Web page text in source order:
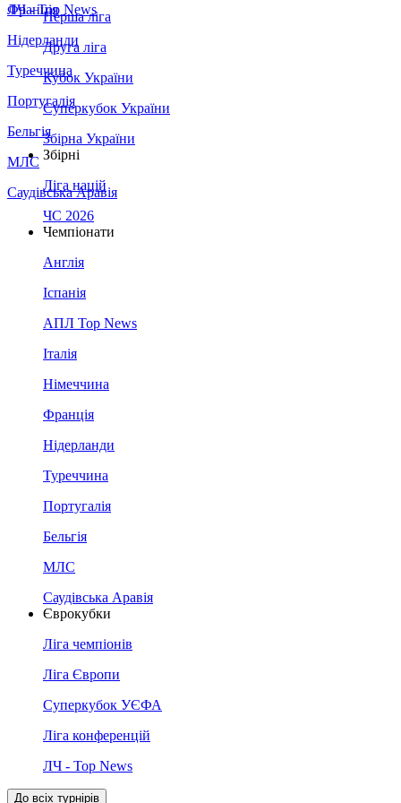
Франція
Нідерланди
Туреччина
Португалія
Бельгія
МЛС
Саудівська Аравія
ЛЧ - Top News
Перша ліга
Друга ліга
Кубок України
Суперкубок України
Збірна України
Збірні
Ліга націй
ЧС 2026
Чемпіонати
Англія
Іспанія
АПЛ Top News
Італія
Німеччина
Франція
Нідерланди
Туреччина
Португалія
Бельгія
МЛС
Саудівська Аравія
Єврокубки
Ліга чемпіонів
Ліга Європи
Суперкубок УЄФА
Ліга конференцій
ЛЧ - Top News
До всіх турнірів